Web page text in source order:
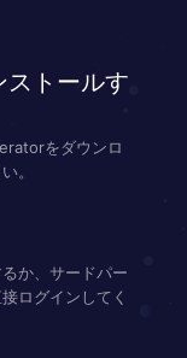
ストールす
をダウンロ
。
か、サードパー
ログインしてく